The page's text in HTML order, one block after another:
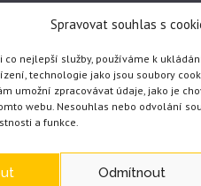
Spravovat souhlas s
co nejlepší služby, používáme k
technologie jako jsou soubory
umožní zpracovávat údaje, jako je
webu. Nesouhlas nebo odvolání
a funkce.
Odmítnout